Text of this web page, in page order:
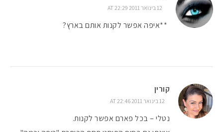
12 בינואר 2011 AT 22:29
**איפה אפשר לקנות אותם בארץ?
קורין
12 בינואר 2011 AT 22:46
נטלי – בכל פארם אפשר לקנות.